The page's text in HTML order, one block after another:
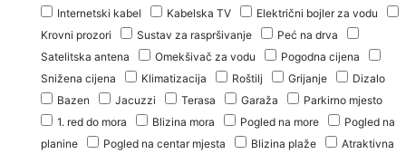
Internetski kabel
Kabelska TV
Električni bojler za vodu
Krovni prozori
Sustav za raspršivanje
Peć na drva
Satelitska antena
Omekšivač za vodu
Pogodna cijena
Snižena cijena
Klimatizacija Roštilj Grijanje
Dizalo
Bazen
Jacuzzi Terasa Garaža
Parkirno mjesto
1. red do mora
Blizina mora Pogled na more
Pogled na
planine
Pogled na centar mjesta Blizina plaže
Atraktivna